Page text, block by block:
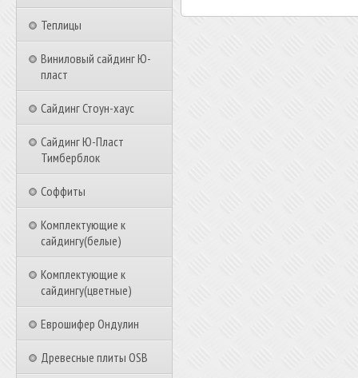
Теплицы
Виниловый сайдинг Ю-
пласт
Сайдинг Стоун-хаус
Сайдинг Ю-Пласт
Тимберблок
Соффиты
Комплектующие к
сайдингу(белые)
Комплектующие к
сайдингу(цветные)
Еврошифер Ондулин
Древесные плиты OSB